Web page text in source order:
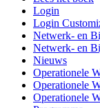
Login
Login
Netwerk- en
Netwerk- en
Nieuws
Operationele
Operationele
Operationele